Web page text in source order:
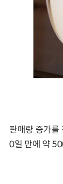
판매량 증가
0일 만에 약